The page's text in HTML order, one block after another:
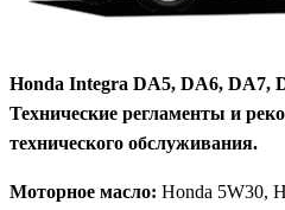
Honda Integra DA5, DA6, DA7,
Технические регламенты и
технического обслуживания.
Моторное масло: Honda 5W30,